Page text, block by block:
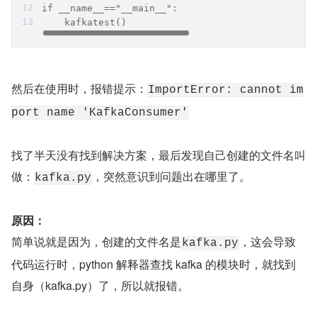
if __name__=="__main__":
    kafkatest()
然后在使用时，报错提示： ImportError: cannot im
port name 'KafkaConsumer'
找了半天没有找到解决方案，最后发现自己创建的文件名叫
做： kafka.py ，突然意识到问题出在哪里了。
原因：
简单说就是因为，创建的文件名是kafka.py ，这会导致
代码运行时，python 解释器查找 kafka 的模块时，就找到
自身（kafka.py）了，所以就报错。